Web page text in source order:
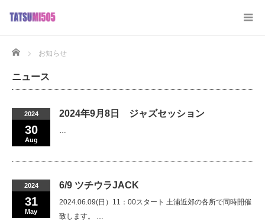
Home お知らせ
ニュース
2024
30
Aug
2024年9月8日 ジャズセッション
…
2024
31
May
6/9 ツチウラJACK
2024.06.09(日）11：00スタート 土浦近郊の各所で同時開催
致します。 …